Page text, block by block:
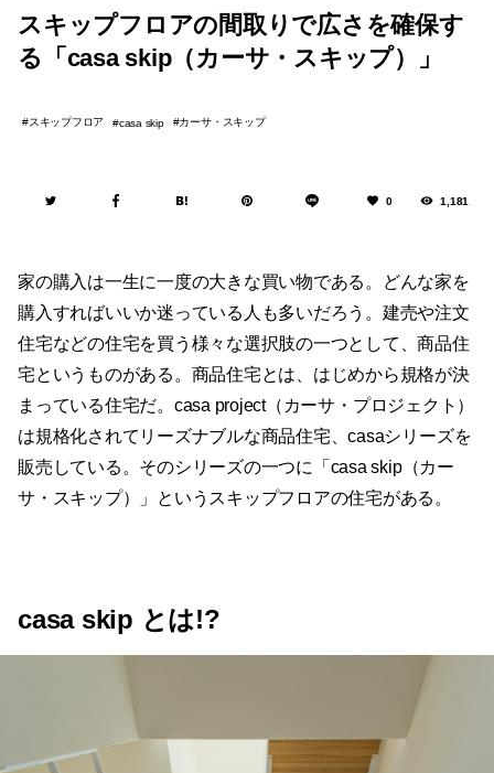
スキップフロアの間取りで広さを確保す
る「casa skip（カーサ・スキップ）」
スキップフロア casa skip カーサ・スキップ
0 1,181
家の購入は一生に一度の大きな買い物である。どんな家を
購入すればいいか迷っている人も多いだろう。建売や注文
住宅などの住宅を買う様々な選択肢の一つとして、商品住
宅というものがある。商品住宅とは、はじめから規格が決
まっている住宅だ。casa project（カーサ・プロジェクト）
は規格化されてリーズナブルな商品住宅、casaシリーズを
販売している。そのシリーズの一つに「casa skip（カー
サ・スキップ）」というスキップフロアの住宅がある。
casa skip とは!?